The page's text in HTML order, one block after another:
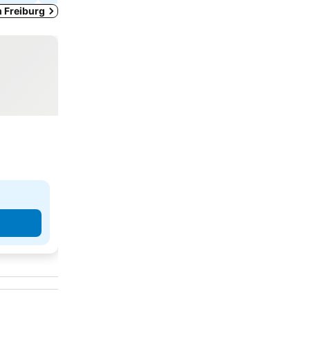
Freiburg